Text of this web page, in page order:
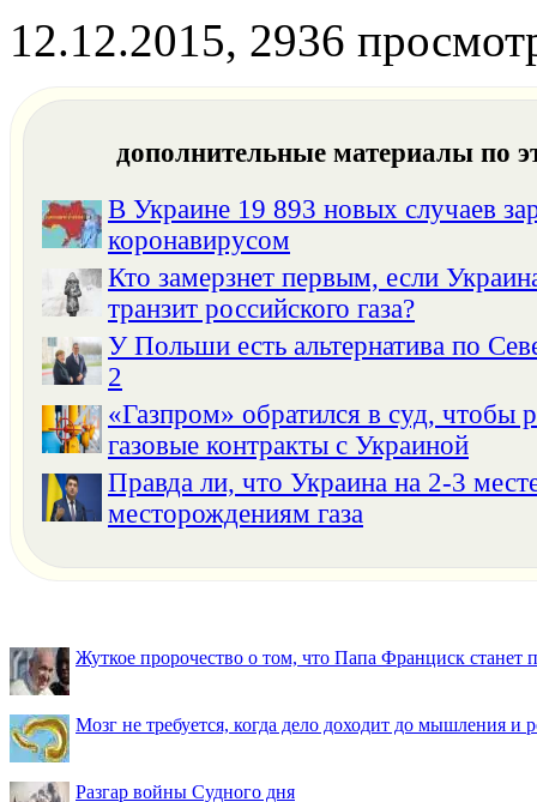
12.12.2015, 2936
дополнительные материалы по
В Украине 19 893 новых случаев
коронавирусом
Кто замерзнет первым, если
транзит российского газа?
У Польши есть альтернатива по
2
«Газпром» обратился в суд, чтобы
газовые контракты с Украиной
Правда ли, что Украина на 2-3
месторождениям газа
Жуткое пророчество о том, что Папа Франциск
Мозг не требуется, когда дело доходит до мышления и
Разгар войны Судного дня